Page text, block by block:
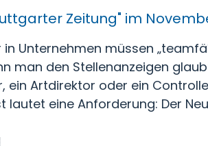
Zeitung" im
Unternehmen müssen
man den Stellenanzeigen
ein Artdirektor oder ein
lautet eine Anforderung: Der